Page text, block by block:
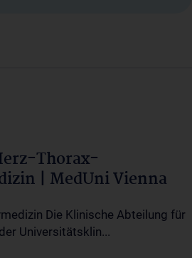
Thorax-
| MedUni Vienna
Die Klinische Abteilung für
Universitätsklin...